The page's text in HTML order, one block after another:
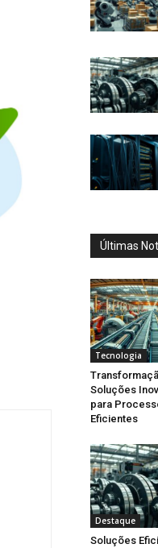
Últimas
Tecnologia
Soluções
para
Eficientes
Destaque
Soluções